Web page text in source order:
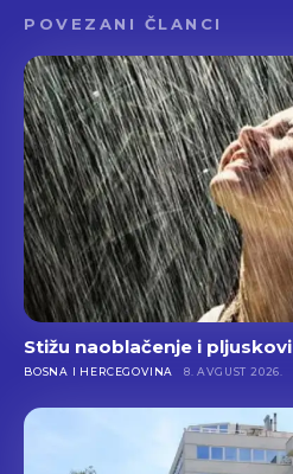
POVEZANI ČLANCI
Stižu naoblačenje i pljuskovi
BOSNA I HERCEGOVINA 8. AVGUST 2026.